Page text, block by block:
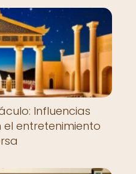
Influencias
entretenimiento